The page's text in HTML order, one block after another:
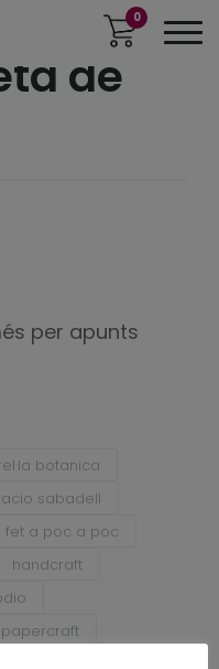
0
de
per apunts
botanica
sabadell
fet a poc a poc
handcraft
papercraft